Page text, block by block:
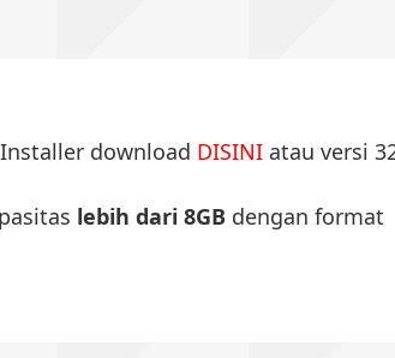
download DISINI atau versi
lebih dari 8GB dengan format